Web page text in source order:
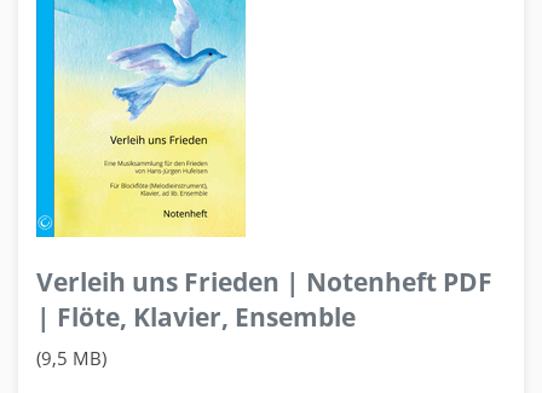
Verleih uns Frieden | Notenheft PDF
| Flöte, Klavier, Ensemble
(9,5 MB)